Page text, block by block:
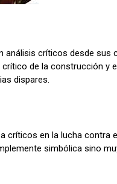
análisis críticos desde sus
de la construcción y
dispares.
críticos en la lucha contra
simbólica sino